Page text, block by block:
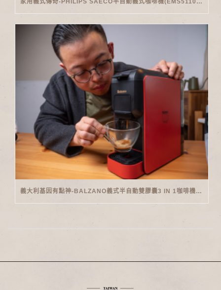
家用義式傳奇-PHILIPS SAECO半自動義式咖啡機(EMS5110)開箱
義大利基因有點神-BALZANO義式半自動雙膠囊3 IN 1咖啡機開箱